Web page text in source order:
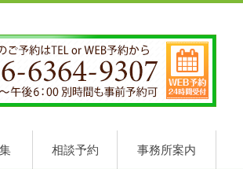
相談予約 事務所案内